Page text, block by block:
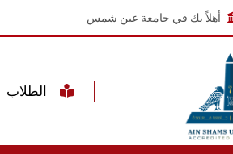
أهلاً بك في جامعة عين شمس